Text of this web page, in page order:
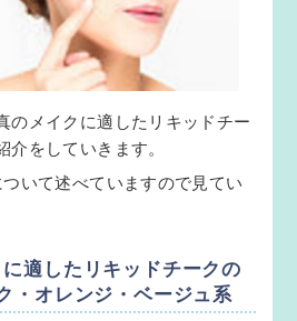
のメイクに適したリキッドチー
をしていきます。
いて述べていますので見てい
適したリキッドチークの
・オレンジ・ベージュ系